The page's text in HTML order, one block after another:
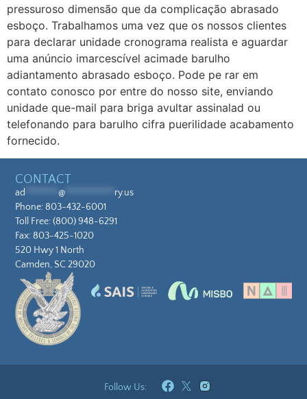
pressuroso dimensão que da complicação abrasado
esboço. Trabalhamos uma vez que os nossos clientes
para declarar unidade cronograma realista e aguardar
uma anúncio imarcescível acimade barulho
adiantamento abrasado esboço. Pode pe rar em
contato conosco por entre do nosso site, enviando
unidade que-mail para briga avultar assinalad ou
telefonando para barulho cifra puerilidade acabamento
fornecido.
CONTACT
ad ********@
ry.us
Phone:803-432-6001
Toll Free:(800) 948-6291
Fax: 803-425-1020
520 Hwy 1 North
Camden, SC 29020
Follow Us: